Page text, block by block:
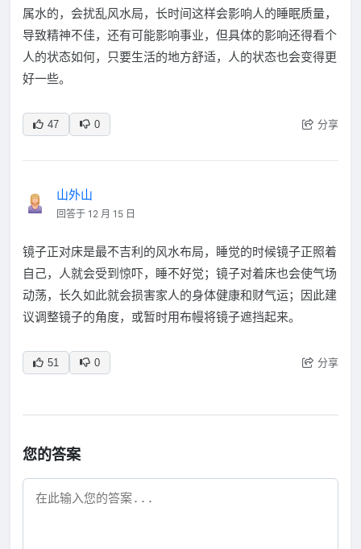
属水的，会扰乱风水局，长时间这样会影响人的睡眠质量，
导致精神不佳，还有可能影响事业，但具体的影响还得看个
人的状态如何，只要生活的地方舒适，人的状态也会变得更
好一些。
47 0 分享
山外山
回答于 12 月 15 日
镜子正对床是最不吉利的风水布局，睡觉的时候镜子正照着
自己，人就会受到惊吓，睡不好觉；镜子对着床也会使气场
动荡，长久如此就会损害家人的身体健康和财气运；因此建
议调整镜子的角度，或暂时用布幔将镜子遮挡起来。
51 0 分享
您的答案